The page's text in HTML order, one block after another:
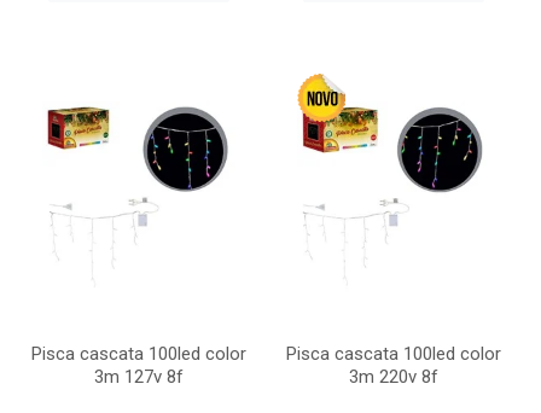
Pisca cascata 100led color
3m 127v 8f
Pisca cascata 100led color
3m 220v 8f